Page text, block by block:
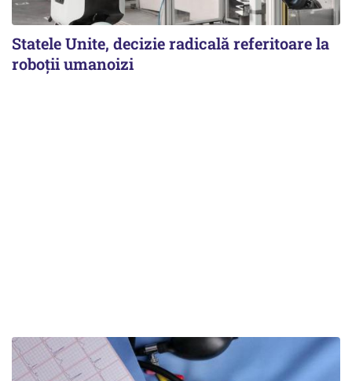
Statele Unite, decizie radicală referitoare la
roboții umanoizi